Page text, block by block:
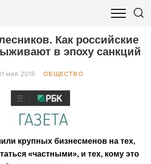
БИЗНЕС И ФИНАНСЫ
Как российские
в эпоху санкций
мая 2018 ОБЩЕСТВО
крупных бизнесменов на тех,
«частными», и тех, кому это